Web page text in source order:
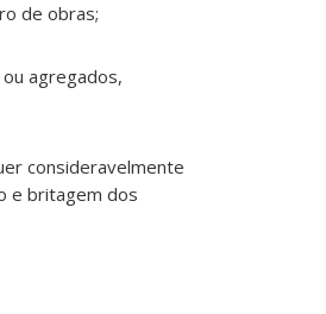
de obras;
agregados,
consideravelmente
e britagem dos